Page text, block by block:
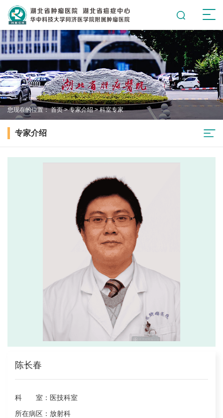
您现在的位置： 首页>专家介绍>科室专家
专家介绍
陈长春
科 室： 医技科室
所在病区： 放射科